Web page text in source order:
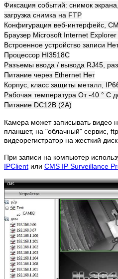
Фиксация событий: снимок
загрузка снимка на FTP
Конфигурация веб-интерфейс,
Браузер Microsoft Internet Explorer
Встроенное устройство записи
Процессор HI3518C
Разъемы ввода / вывода RJ45,
Питание через Ethernet Нет
Корпус, класс защиты металл,
Рабочая температура От -40 ° С
Питание DC12В (2A)
Камера может записывать видео
планшет, на "облачный" сервис,
видеорегистратор на жесткий диск.
При записи на компьютер
IPClient или CMS IP Surveillance